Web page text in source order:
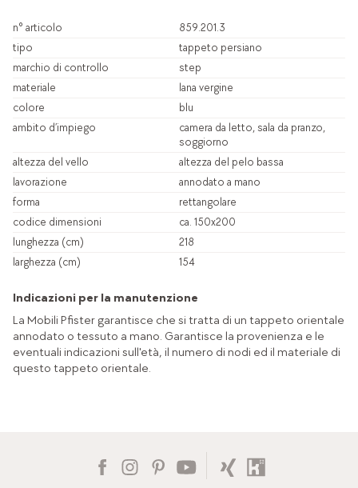
n° articolo
859.201.3
tipo
tappeto persiano
marchio di controllo
step
materiale
lana vergine
colore
blu
ambito d’impiego
camera da letto, sala da pranzo,
soggiorno
altezza del vello
altezza del pelo bassa
lavorazione
annodato a mano
forma
rettangolare
codice dimensioni
ca. 150x200
lunghezza (cm)
218
larghezza (cm)
154
Indicazioni per la manutenzione
La Mobili Pfister garantisce che si tratta di un tappeto orientale
annodato o tessuto a mano. Garantisce la provenienza e le
eventuali indicazioni sull'età, il numero di nodi ed il materiale di
questo tappeto orientale.